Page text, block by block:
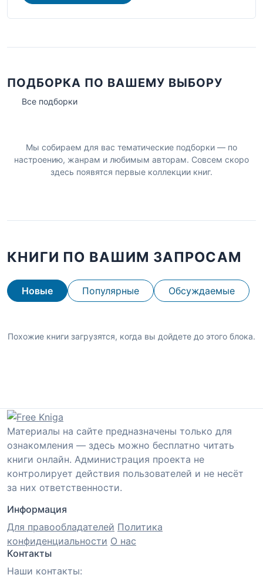
ПОДБОРКА ПО ВАШЕМУ ВЫБОРУ
Все подборки
Мы собираем для вас тематические подборки — по
настроению, жанрам и любимым авторам. Совсем скоро
здесь появятся первые коллекции книг.
КНИГИ ПО ВАШИМ ЗАПРОСАМ
Новые Популярные Обсуждаемые
Похожие книги загрузятся, когда вы дойдете до этого блока.
Материалы на сайте предназначены только для
ознакомления — здесь можно бесплатно читать
книги онлайн. Администрация проекта не
контролирует действия пользователей и не несёт
за них ответственности.
Информация
Для правообладателей Политика
конфиденциальности О нас
Контакты
Наши контакты: